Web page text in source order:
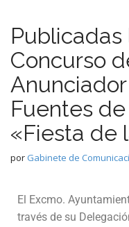
Concurso
Fuentes
«Fiesta de
por Gabinete de
El Excmo.
través de su